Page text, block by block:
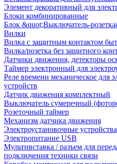
Элемент декоративный для
Блоки комбинированные
Блок &quot;Выключатель-
Вилки
Вилка с защитным контактом
Вилка/розетка без защитного
Датчики движения, детекторы
Таймер электронный для
Реле времени механическое для
устройств
Датчик движения комплектный
Выключатель сумеречный
Розеточный таймер
Механизм датчика движения
Электроустановочные
Электропитание USB
Мультивставка / разъем для
подключения техники связи